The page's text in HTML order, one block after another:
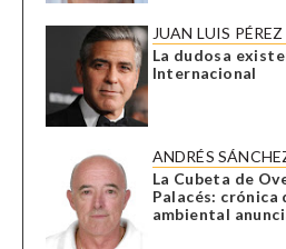
JUAN LUIS
La dudosa
Internacional
ANDRÉS
La Cubeta de
Palacés: crónica
ambiental